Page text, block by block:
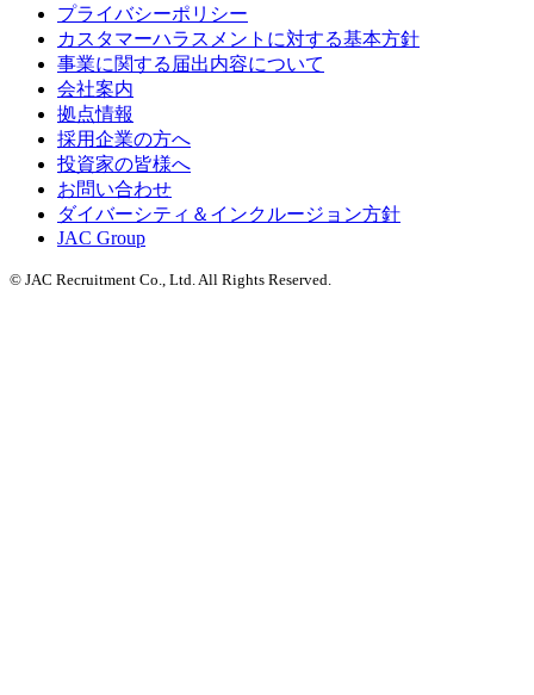
プライバシーポリシー
カスタマーハラスメントに対する基本方針
事業に関する届出内容について
会社案内
拠点情報
採用企業の方へ
投資家の皆様へ
お問い合わせ
ダイバーシティ＆インクルージョン方針
JAC Group
© JAC Recruitment Co., Ltd. All Rights Reserved.